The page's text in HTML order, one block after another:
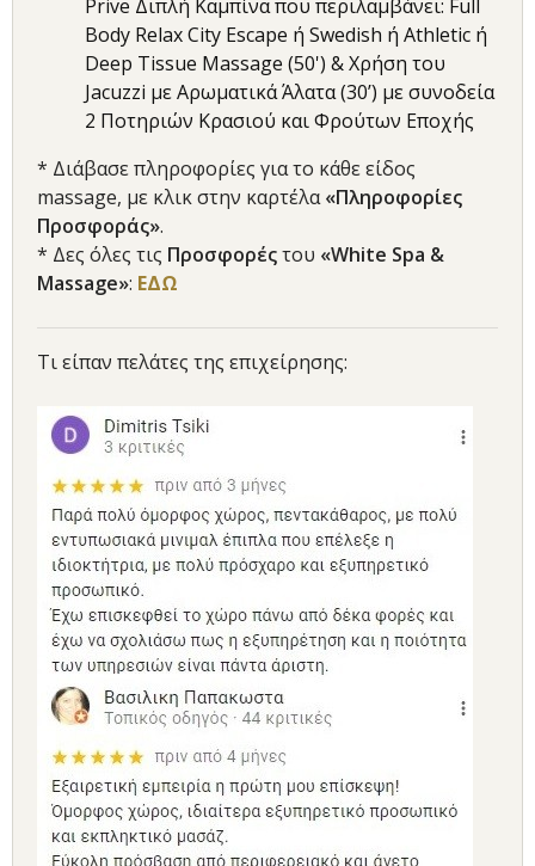
Prive Διπλή Καμπίνα που περιλαμβάνει: Full
Body Relax City Escape ή Swedish ή Athletic ή
Deep Tissue Massage (50') & Χρήση του
Jacuzzi με Αρωματικά Άλατα (30’) με συνοδεία
2 Ποτηριών Κρασιού και Φρούτων Εποχής
* Διάβασε πληροφορίες για το κάθε είδος
massage, με κλικ στην καρτέλα«Πληροφορίες
Προσφοράς».
* Δες όλες τις Προσφορέςτου «White Spa &
Massage»: ΕΔΩ
Τι είπαν πελάτες της επιχείρησης: